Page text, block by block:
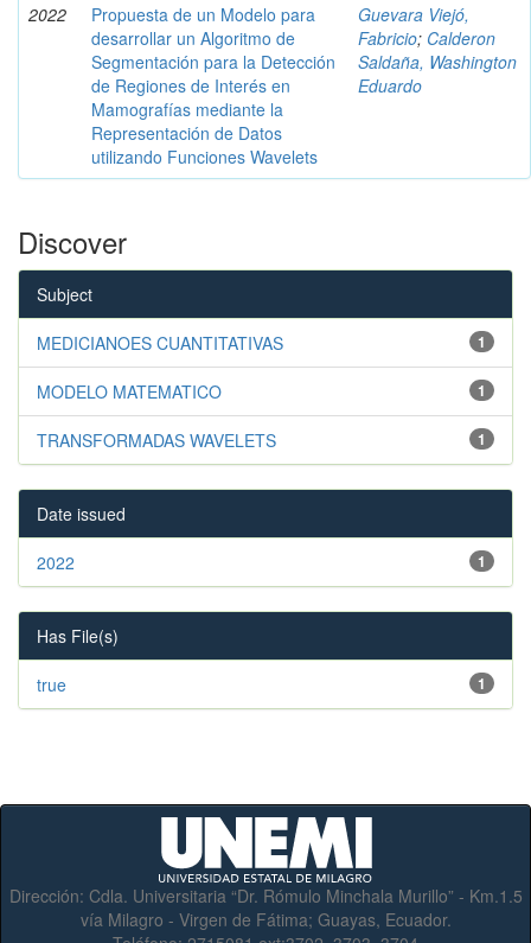
2022
Propuesta de un Modelo para
desarrollar un Algoritmo de
Segmentación para la Detección
de Regiones de Interés en
Mamografías mediante la
Representación de Datos
utilizando Funciones Wavelets
Guevara Viejó,
Fabricio; Calderon
Saldaña, Washington
Eduardo
Discover
Subject
1
MEDICIANOES CUANTITATIVAS
1
MODELO MATEMATICO
1
TRANSFORMADAS WAVELETS
Date issued
1
2022
Has File(s)
1
true
Dirección: Cdla. Universitaria “Dr. Rómulo Minchala Murillo” - Km.1.5
vía Milagro - Virgen de Fátima; Guayas, Ecuador.